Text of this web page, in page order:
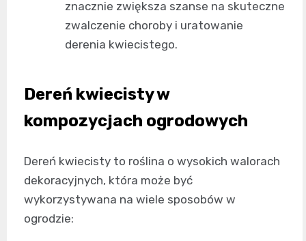
znacznie zwiększa szanse na skuteczne
zwalczenie choroby i uratowanie
derenia kwiecistego.
Dereń kwiecisty w
kompozycjach ogrodowych
Dereń kwiecisty to roślina o wysokich walorach
dekoracyjnych, która może być
wykorzystywana na wiele sposobów w
ogrodzie: